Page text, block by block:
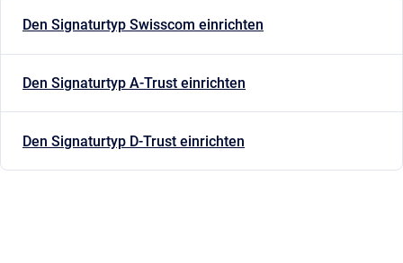
Den Signaturtyp Swisscom einrichten
Den Signaturtyp A-Trust einrichten
Den Signaturtyp D-Trust einrichten